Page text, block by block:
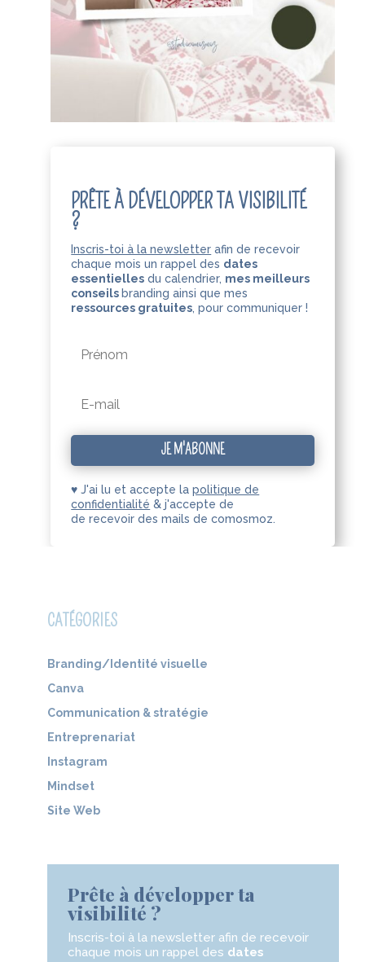
PRÊTE À DÉVELOPPER TA VISIBILITÉ
?
Inscris-toi à la newsletter afin de recevoir
chaque mois un rappel des dates
essentielles du calendrier, mes meilleurs
conseils branding ainsi que mes
ressources gratuites,pour communiquer !
JE M'ABONNE
♥ J'ai lu et accepte lapolitique de
confidentialité & j'accepte de
de recevoir des mails de comosmoz.
CATÉGORIES
Branding/Identité visuelle
Canva
Communication & stratégie
Entreprenariat
Instagram
Mindset
Site Web
Prête à développer ta
visibilité ?
Inscris-toi à la newsletterafin de recevoir
chaque mois un rappel des dates